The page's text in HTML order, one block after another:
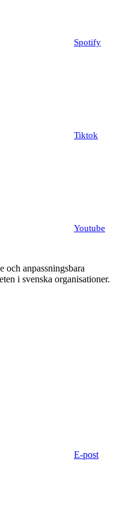
Spotify
Tiktok
Youtube
och anpassningsbara
i svenska organisationer.
E-post